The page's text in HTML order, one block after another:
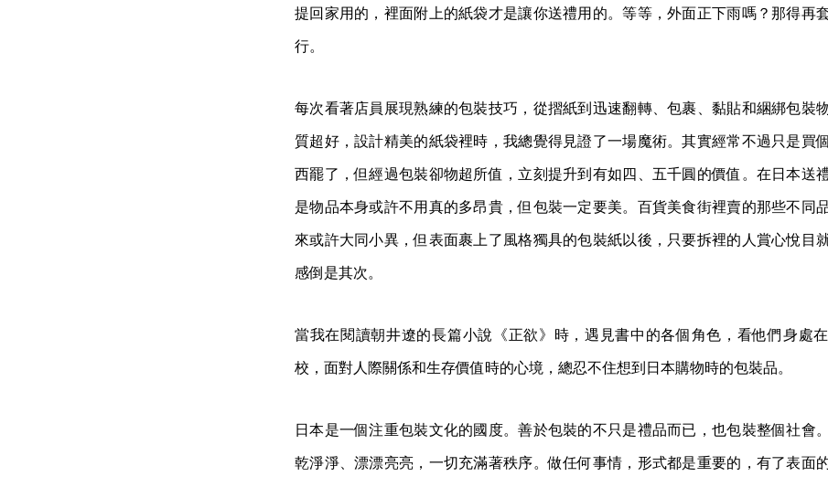
提回家用的，裡面附上的紙袋才是讓你送禮用的。等等，外面正下雨嗎？那得再
行。
每次看著店員展現熟練的包裝技巧，從摺紙到迅速翻轉、包裹、黏貼和綑綁包裝
質超好，設計精美的紙袋裡時，我總覺得見證了一場魔術。其實經常不過只是買
西罷了，但經過包裝卻物超所值，立刻提升到有如四、五千圓的價值。在日本送
是物品本身或許不用真的多昂貴，但包裝一定要美。百貨美食街裡賣的那些不同
來或許大同小異，但表面裹上了風格獨具的包裝紙以後，只要拆裡的人賞心悅目
感倒是其次。
當我在閱讀朝井遼的長篇小說《正欲》時，遇見書中的各個角色，看他們身處
校，面對人際關係和生存價值時的心境，總忍不住想到日本購物時的包裝品。
日本是一個注重包裝文化的國度。善於包裝的不只是禮品而已，也包裝整個社會
乾淨淨、漂漂亮亮，一切充滿著秩序。做任何事情，形式都是重要的，有了表面